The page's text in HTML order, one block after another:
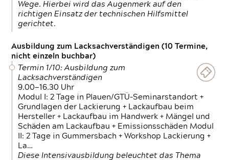
Wege. Hierbei wird das Augenmerk auf den
richtigen Einsatz der technischen Hilfsmittel
gerichtet.
Ausbildung zum Lacksachverständigen (10 Termine,
nicht einzeln buchbar)
Termin 1/10: Ausbildung zum
Lacksachverständigen
9.00—16.30 Uhr
Modul I: 2 Tage in Plauen/GTÜ-Seminarstandort +
Grundlagen der Lackierung + Lackaufbau beim
Hersteller + Lackaufbau im Handwerk + Mängel und
Schäden am Lackaufbau + Emissionsschäden Modul
II: 2 Tage in Gummersbach + Workshop Lackierung +
La…
Diese Intensivausbildung beleuchtet das Thema